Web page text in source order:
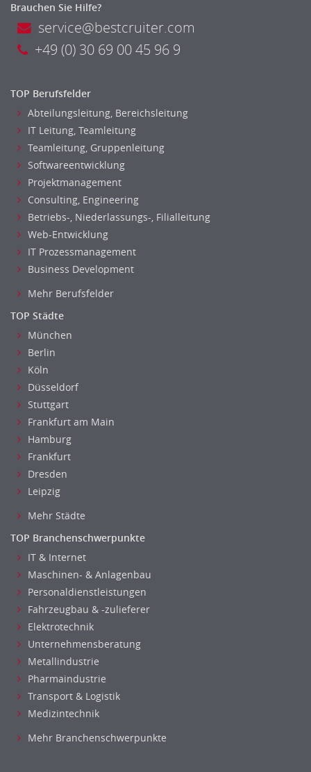
Brauchen Sie Hilfe?
service@bestcruiter.com
+49 (0) 30 69 00 45 96 9
TOP Berufsfelder
Abteilungsleitung, Bereichsleitung
IT Leitung, Teamleitung
Teamleitung, Gruppenleitung
Softwareentwicklung
Projektmanagement
Consulting, Engineering
Betriebs-, Niederlassungs-, Filialleitung
Web-Entwicklung
IT Prozessmanagement
Business Development
Mehr Berufsfelder
TOP Städte
München
Berlin
Köln
Düsseldorf
Stuttgart
Frankfurt am Main
Hamburg
Frankfurt
Dresden
Leipzig
Mehr Städte
TOP Branchenschwerpunkte
IT & Internet
Maschinen- & Anlagenbau
Personaldienstleistungen
Fahrzeugbau & -zulieferer
Elektrotechnik
Unternehmensberatung
Metallindustrie
Pharmaindustrie
Transport & Logistik
Medizintechnik
Mehr Branchenschwerpunkte